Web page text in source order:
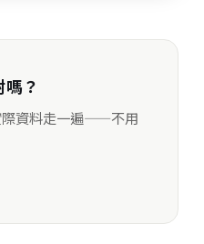
？
際資料走一遍——不用